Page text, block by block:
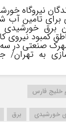
نیروگاه
تامین آب
برق
کمبود نیروی
خلیج فارس
خورشیدی برق